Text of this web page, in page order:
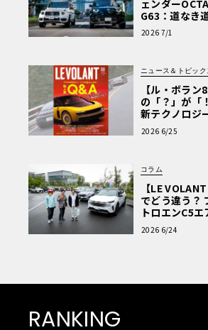
ェンダー
G63：道なき
極的アプローチ
2026 7/1
ニュース＆トピック
【ル・ボラ
の「？」が「
新テクノロジ
車Q&A」
2026 6/25
コラム
【LE
でどう違う？
トロエンC5
読者一気乗り
2026 6/24
RANKING